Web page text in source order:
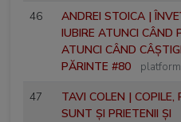
46
ANDREI STOICA |
IUBIRE ATUNCI CÂND
ATUNCI CÂND
PĂRINTE #80
47
TAVI COLEN | COPILE,
SUNT ȘI PRIETENII ȘI